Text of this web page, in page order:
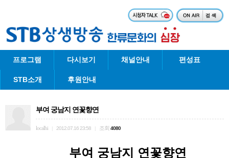
프로그램 다시보기 채널안내 편성표
STB소개 후원안내
부여 궁남지 연꽃향연
localhi 2012.07.16 23:58 조회 4080
부여 궁남지 연꽃향연